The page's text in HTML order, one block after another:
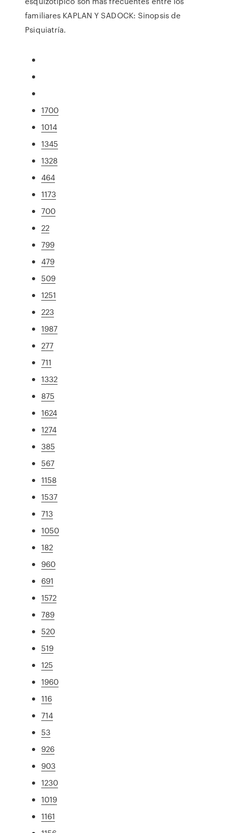
familiares KAPLAN Y SADOCK: Sinopsis de
Psiquiatría.
1700
1014
1345
1328
464
1173
700
22
799
479
509
1251
223
1987
277
711
1332
875
1624
1274
385
567
1158
1537
713
1050
182
960
691
1572
789
520
519
125
1960
116
714
53
926
903
1230
1019
1161